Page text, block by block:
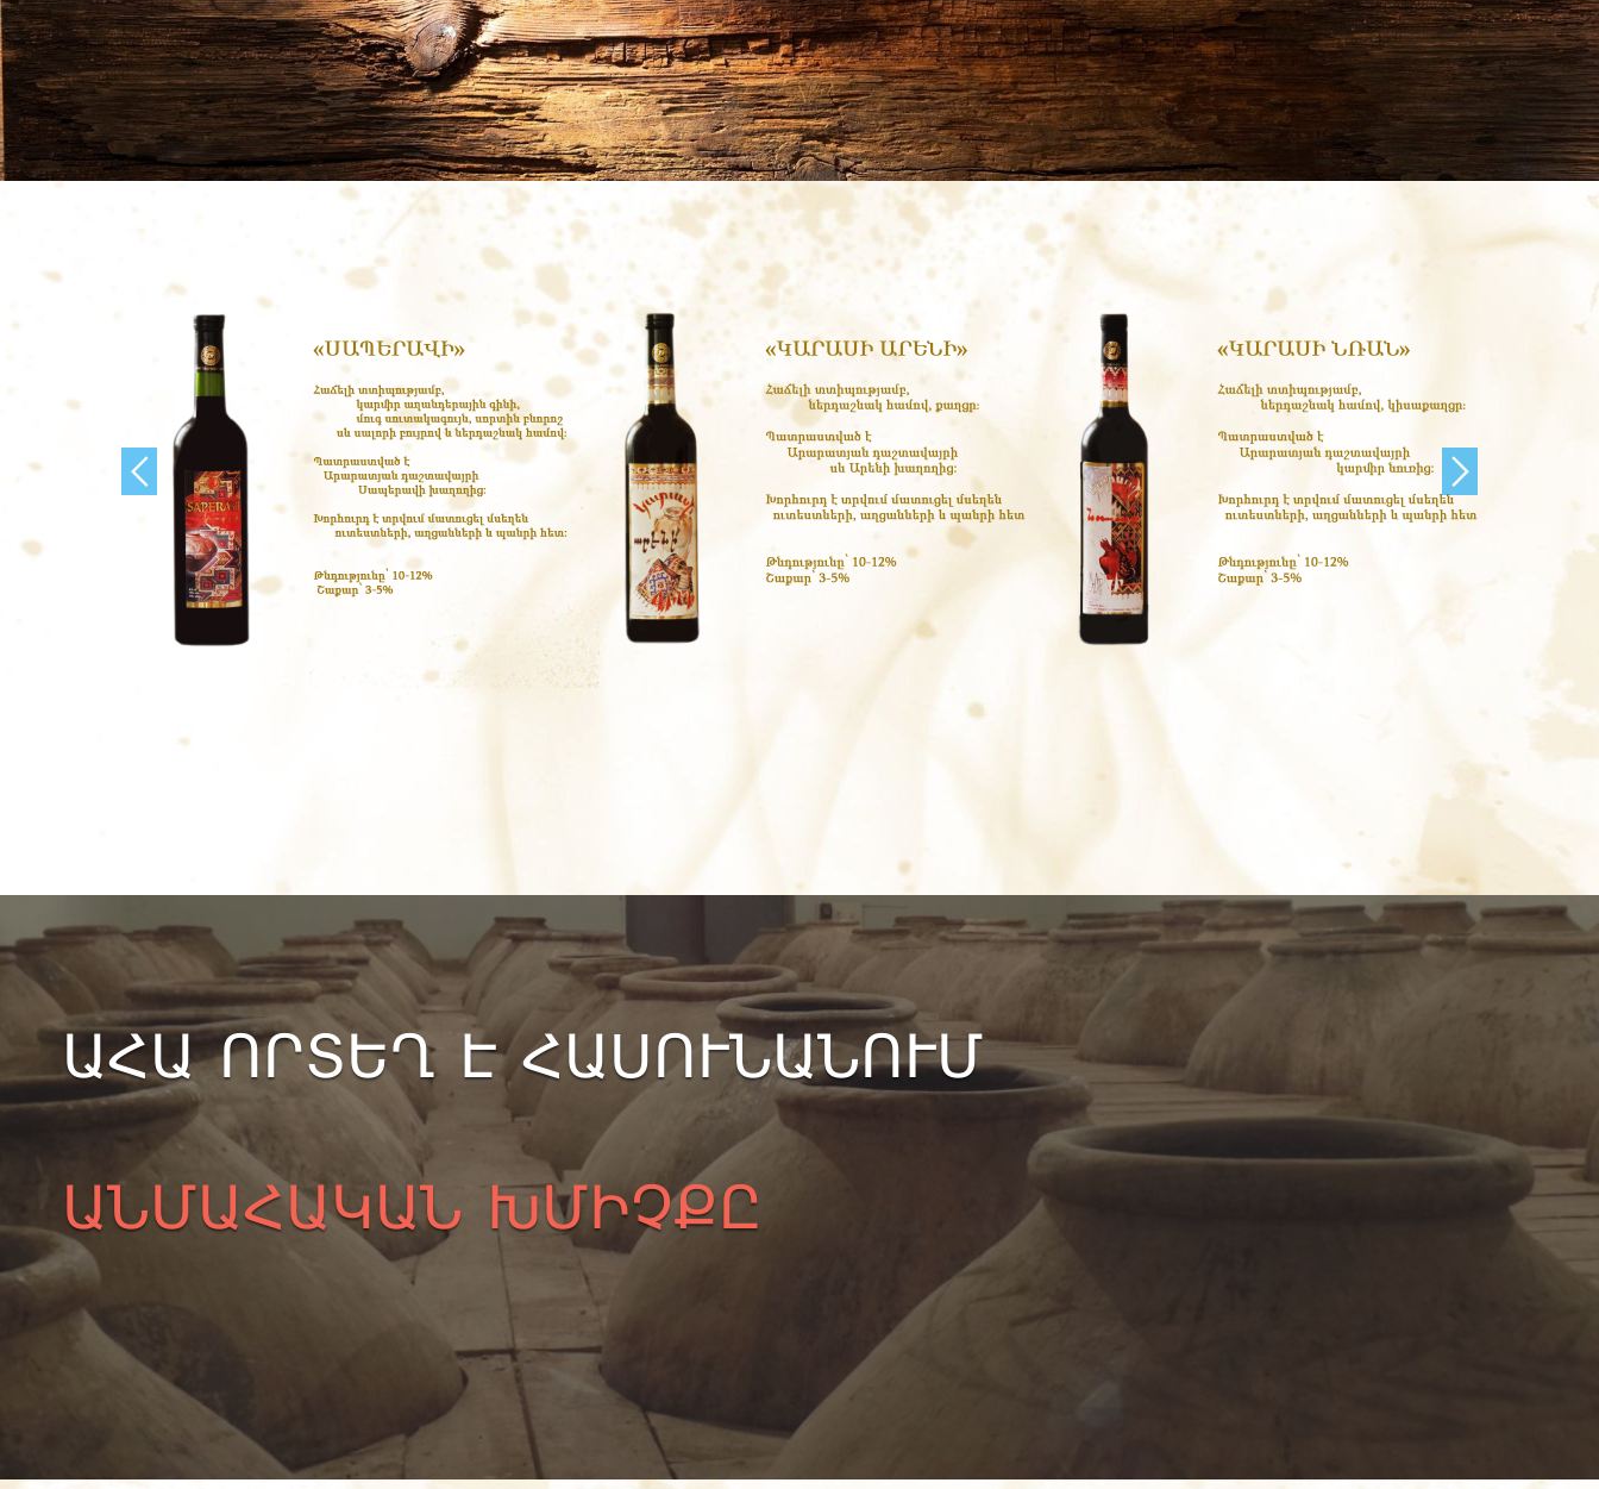
ԱՀԱ ՈՐՏԵՂ Է ՀԱՍՈՒՆԱՆՈՒՄ
ԱՆՄԱՀԱԿԱՆ ԽՄԻՉՔԸ